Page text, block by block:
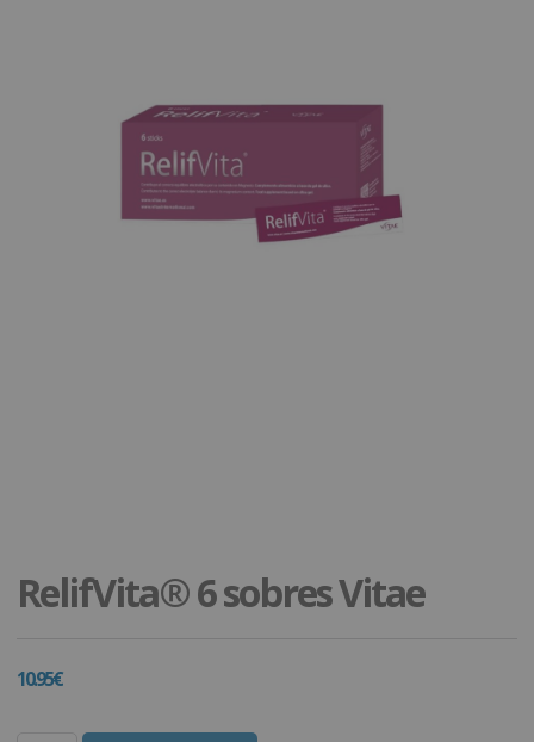
RelifVita® 6 sobres Vitae
10.95€